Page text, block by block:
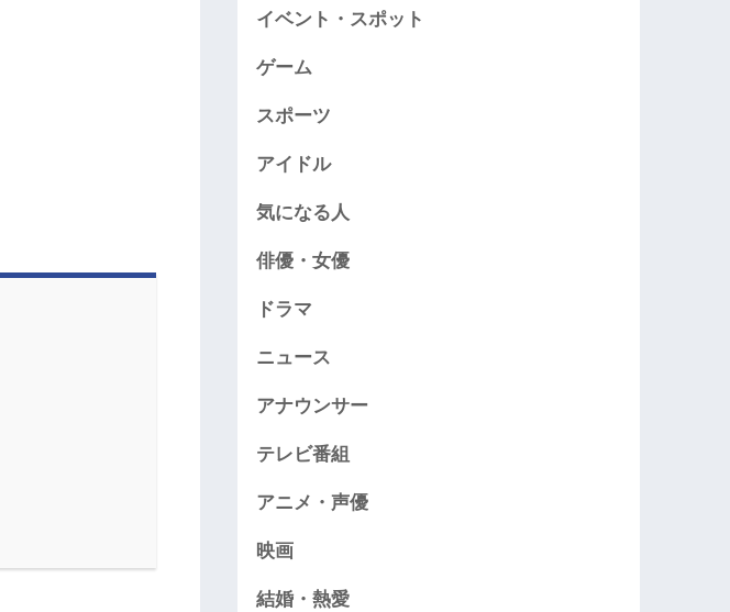
イベント・スポット
ゲーム
スポーツ
アイドル
気になる人
俳優・女優
ドラマ
ニュース
アナウンサー
テレビ番組
アニメ・声優
映画
結婚・熱愛